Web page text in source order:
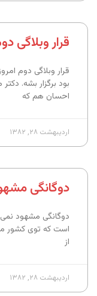
قرار وبلاگی
قرار وبلاگی دوم
بود برگزار بشه.
احسان هم که
اردیبهشت ۲۸, ۱۳۸۲
دوگانگی
دوگانگی مشهود
است که توی کشور
از
اردیبهشت ۲۸, ۱۳۸۲